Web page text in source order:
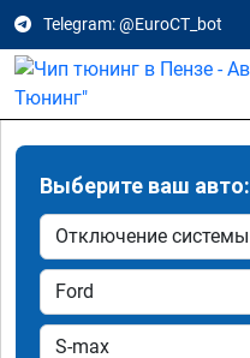
Telegram: @EuroCT_bot
Выберите ваш авто: